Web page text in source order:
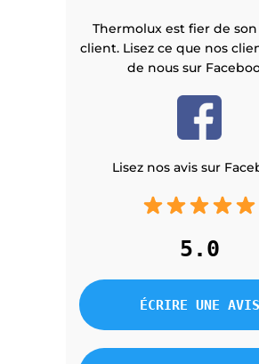
Thermolux est fier de
client. Lisez ce que nos
de nous sur
Lisez nos avis sur
5.0
ÉCRIRE UNE AVIS